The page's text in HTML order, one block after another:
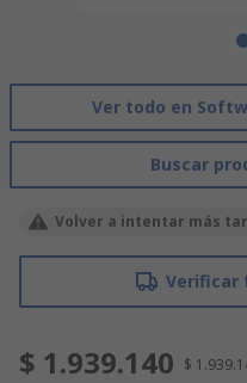
Ver todo en
Buscar
Volver a intentar más
Verificar
$ 1.939.140 $